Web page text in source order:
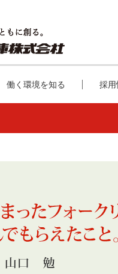
働く環境を知る 採用